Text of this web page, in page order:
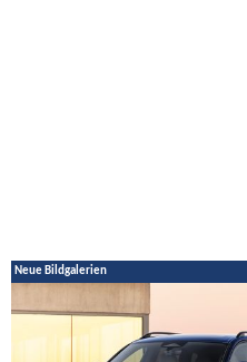
Neue Bildgalerien